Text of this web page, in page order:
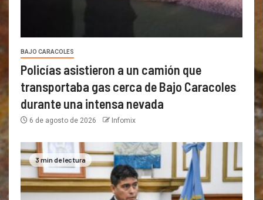
BAJO CARACOLES
Policías asistieron a un camión que
transportaba gas cerca de Bajo Caracoles
durante una intensa nevada
6 de agosto de 2026 Infomix
3 min de lectura